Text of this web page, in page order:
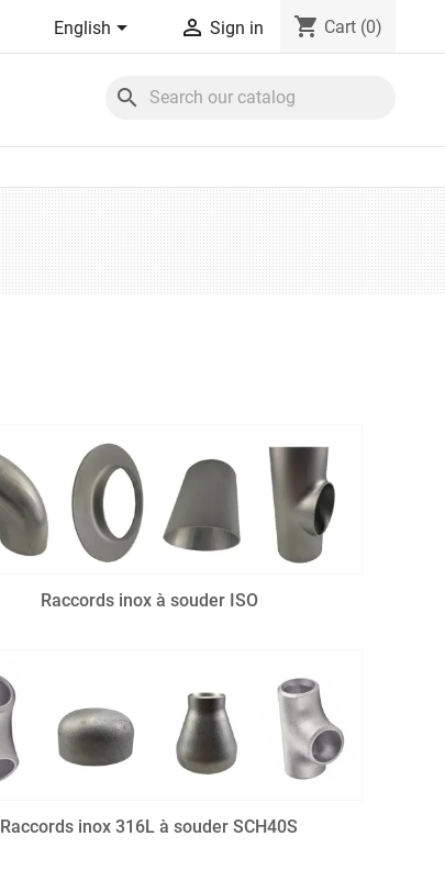
English  Sign in shopping_cart Cart (0)
search
Raccords inox à souder ISO
Raccords inox 316L à souder SCH40S